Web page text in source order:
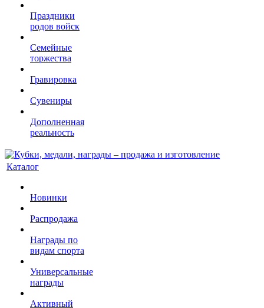
Праздники
родов войск
Семейные
торжества
Гравировка
Сувениры
Дополненная
реальность
Каталог
Новинки
Распродажа
Награды по
видам спорта
Универсальные
награды
Активный